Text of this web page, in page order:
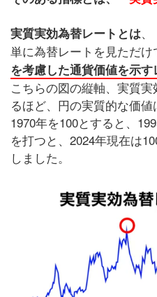
実質実効為替レートとは、
単に為替レートを見ただけ
を考慮した通貨価値を示す
こちらの図の縦軸、実質
るほど、円の実質的な価値
1970年を100とすると、
を打つと、2024年現在は
しました。